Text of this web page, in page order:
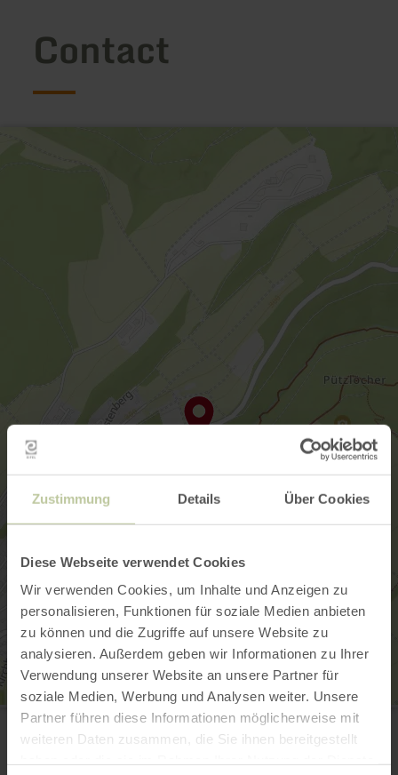
Zustimmung Details Über Cookies
Diese Webseite verwendet Cookies
Wir verwenden Cookies, um Inhalte und Anzeigen zu
personalisieren, Funktionen für soziale Medien anbieten
zu können und die Zugriffe auf unsere Website zu
analysieren. Außerdem geben wir Informationen zu Ihrer
Verwendung unserer Website an unsere Partner für
soziale Medien, Werbung und Analysen weiter. Unsere
Partner führen diese Informationen möglicherweise mit
weiteren Daten zusammen, die Sie ihnen bereitgestellt
Contact
Burg Ramstein
Burg Ramstein 1
54306 Kordel
(0049) 6505-7393076